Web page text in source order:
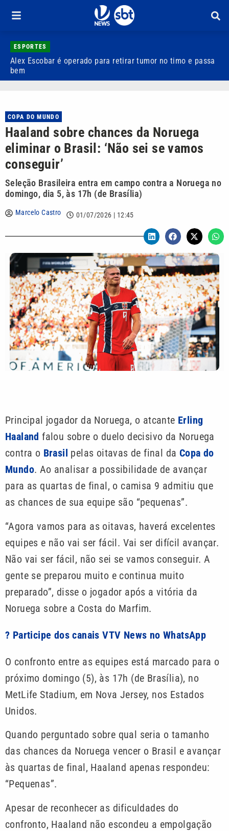
ESPORTES
Alex Escobar é operado para retirar tumor no timo e passa
bem
COPA DO MUNDO
Haaland sobre chances da Noruega
eliminar o Brasil: ‘Não sei se vamos
conseguir’
Seleção Brasileira entra em campo contra a Noruega no
domingo, dia 5, às 17h (de Brasília)
Marcelo Castro 01/07/2026 | 12:45
Principal jogador da Noruega, o atcante Erling
Haaland falou sobre o duelo decisivo da Noruega
contra o Brasil pelas oitavas de final da Copa do
Mundo. Ao analisar a possibilidade de avançar
para as quartas de final, o camisa 9 admitiu que
as chances de sua equipe são “pequenas”.
“Agora vamos para as oitavas, haverá excelentes
equipes e não vai ser fácil. Vai ser difícil avançar.
Não vai ser fácil, não sei se vamos conseguir. A
gente se preparou muito e continua muito
preparado”, disse o jogador após a vitória da
Noruega sobre a Costa do Marfim.
? Participe dos canais VTV News no WhatsApp
O confronto entre as equipes está marcado para o
próximo domingo (5), às 17h (de Brasília), no
MetLife Stadium, em Nova Jersey, nos Estados
Unidos.
Quando perguntado sobre qual seria o tamanho
das chances da Noruega vencer o Brasil e avançar
às quartas de final, Haaland apenas respondeu:
“Pequenas”.
Apesar de reconhecer as dificuldades do
confronto, Haaland não escondeu a empolgação